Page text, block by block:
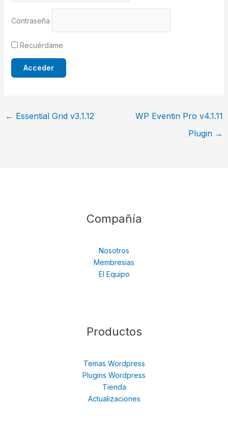
Contraseña
Recuérdame
← Essential Grid v3.1.12
WP Eventin Pro v4.1.11
Plugin →
Compañía
Nosotros
Membresias
El Equipo
Productos
Temas Wordpress
Plugins Wordpress
Tienda
Actualizaciones